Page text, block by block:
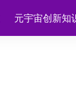
元宇宙创新知